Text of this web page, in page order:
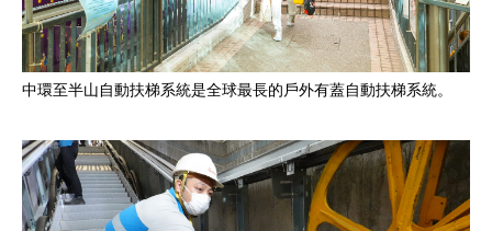
中環至半山自動扶梯系統是全球最長的戶外有蓋自動扶梯系統。